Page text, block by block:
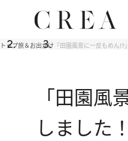
トップ旅＆お出かけ 「田園風景に一反もめん
「田園
しました！